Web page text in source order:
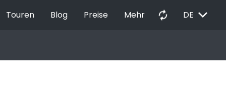
Touren Blog Preise Mehr autorenew DE EXPAND_MORE